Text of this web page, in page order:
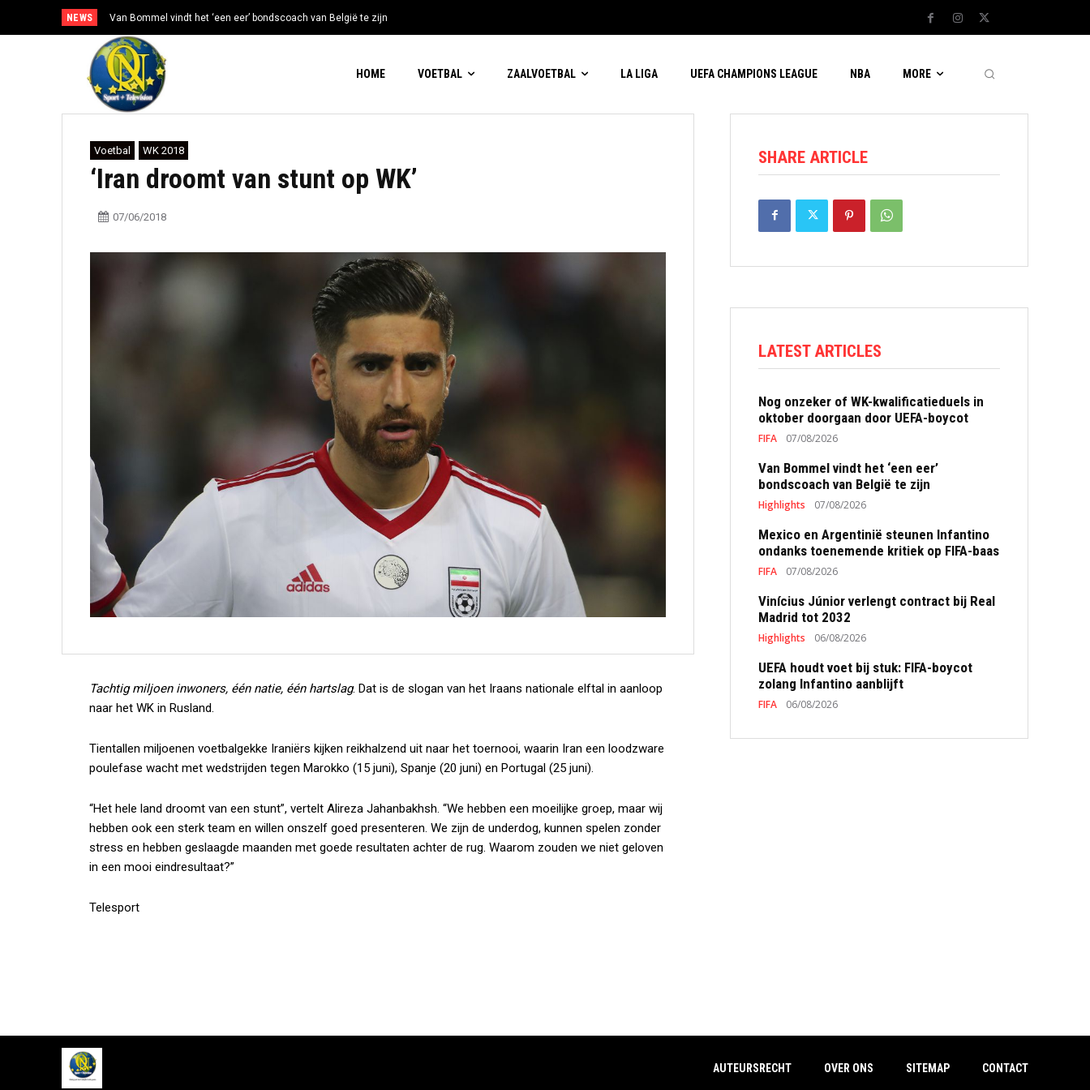
NEWS Van Bommel vindt het ‘een eer’ bondscoach van België te zijn
HOME VOETBAL ZAALVOETBAL LA LIGA UEFA CHAMPIONS LEAGUE NBA MORE
Voetbal WK 2018
‘Iran droomt van stunt op WK’
07/06/2018
Tachtig miljoen inwoners, één natie, één hartslag. Dat is de slogan van het Iraans nationale elftal in aanloop
naar het WK in Rusland.
Tientallen miljoenen voetbalgekke Iraniërs kijken reikhalzend uit naar het toernooi, waarin Iran een loodzware
poulefase wacht met wedstrijden tegen Marokko (15 juni), Spanje (20 juni) en Portugal (25 juni).
“Het hele land droomt van een stunt”, vertelt Alireza Jahanbakhsh. “We hebben een moeilijke groep, maar wij
hebben ook een sterk team en willen onszelf goed presenteren. We zijn de underdog, kunnen spelen zonder
stress en hebben geslaagde maanden met goede resultaten achter de rug. Waarom zouden we niet geloven
in een mooi eindresultaat?”
Telesport
SHARE ARTICLE
LATEST ARTICLES
Nog onzeker of WK-kwalificatieduels in
oktober doorgaan door UEFA-boycot
FIFA 07/08/2026
Van Bommel vindt het ‘een eer’
bondscoach van België te zijn
Highlights 07/08/2026
Mexico en Argentinië steunen Infantino
ondanks toenemende kritiek op FIFA-baas
FIFA 07/08/2026
Vinícius Júnior verlengt contract bij Real
Madrid tot 2032
Highlights 06/08/2026
UEFA houdt voet bij stuk: FIFA-boycot
zolang Infantino aanblijft
FIFA 06/08/2026
AUTEURSRECHT OVER ONS SITEMAP CONTACT